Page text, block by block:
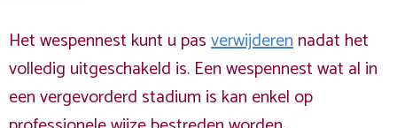
Het wespennest kunt u pasverwijderennadat het
volledig uitgeschakeld is. Een wespennest wat al in
een vergevorderd stadium is kan enkel op